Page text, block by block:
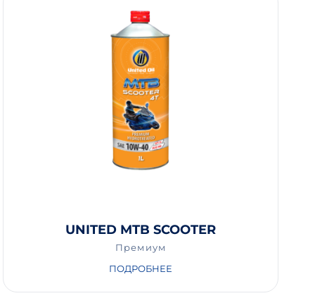
UNITED MTB SCOOTER
Премиум
ПОДРОБНЕЕ